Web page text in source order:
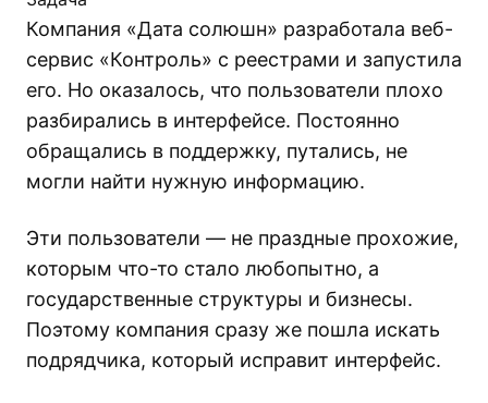
Компания «Дата солюшн» разработала веб-
сервис «Контроль» с реестрами и запустила
его. Но оказалось, что пользователи плохо
разбирались в интерфейсе. Постоянно
обращались в поддержку, путались, не
могли найти нужную информацию.
Эти пользователи — не праздные прохожие,
которым что-то стало любопытно, а
государственные структуры и бизнесы.
Поэтому компания сразу же пошла искать
подрядчика, который исправит интерфейс.